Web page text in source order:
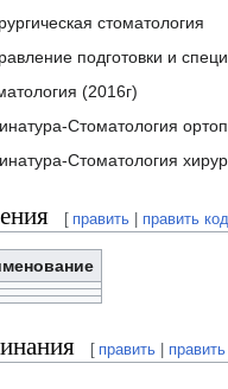
стоматология
подготовки и
(2016г)
Стоматология
Стоматология
[ править править код
[ править